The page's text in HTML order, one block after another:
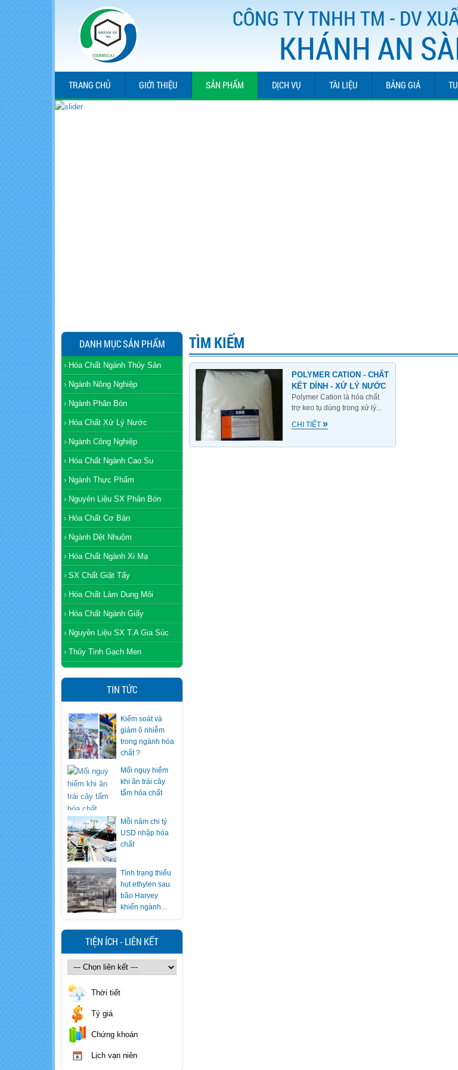
CÔNG TY TNHH TM - DV
KHÁNH AN
TRANG CHỦ GIỚI THIỆU SẢN PHẨM DỊCH VỤ TÀI LIỆU BẢNG GIÁ
DANH MỤC SẢN PHẨM
Hóa Chất Ngành Thủy Sản
Ngành Nông Nghiệp
Ngành Phân Bón
Hóa Chất Xử Lý Nước
Ngành Công Nghiệp
Hóa Chất Ngành Cao Su
Ngành Thực Phẩm
Nguyên Liệu SX Phân Bón
Hóa Chất Cơ Bản
Ngành Dệt Nhuộm
Hóa Chất Ngành Xi Mạ
SX Chất Giặt Tẩy
Hóa Chất Làm Dung Môi
Hóa Chất Ngành Giấy
Nguyên Liệu SX T.A Gia Súc
Thủy Tinh Gạch Men
TIN TỨC
Kiểm soát và
giảm ô nhiễm
trong ngành hóa
chất ?
Mối nguy hiểm
khi ăn trái cây
tẩm hóa chất
Mỗi năm chi tỷ
USD nhập hóa
chất
Tình trạng thiếu
hụt ethylen sau
bão Harvey
khiến ngành...
nhưng bạn có
biết cách "vạch
mặt" nồi lẩu...
Xử trí nhanh khi
rượu khiến 7
methanol, 1...
TIỆN ÍCH - LIÊN KẾT
Thời tiết
Tỷ giá
Chứng khoán
Lịch vạn niên
TÌM KIẾM
POLYMER CATION - CHẤT
KẾT DÍNH - XỬ LÝ NƯỚC
Polymer Cation là hóa chất
trợ keo tụ dùng trong xử lý...
CHI TIẾT»